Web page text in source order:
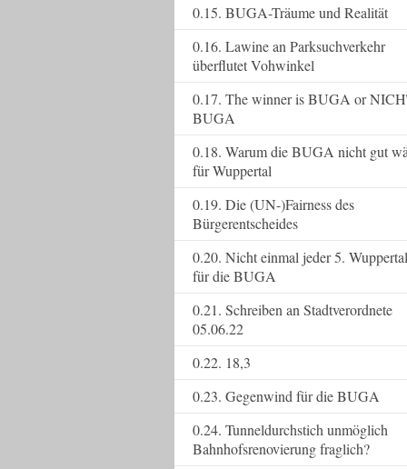
0.15. BUGA-Träume und Realität
0.16. Lawine an Parksuchverkehr
überflutet Vohwinkel
0.17. The winner is BUGA or
BUGA
0.18. Warum die BUGA nicht gut
für Wuppertal
0.19. Die (UN-)Fairness des
Bürgerentscheides
0.20. Nicht einmal jeder 5.
für die BUGA
0.21. Schreiben an Stadtverordnete
05.06.22
0.22. 18,3
0.23. Gegenwind für die BUGA
0.24. Tunneldurchstich unmöglich
Bahnhofsrenovierung fraglich?